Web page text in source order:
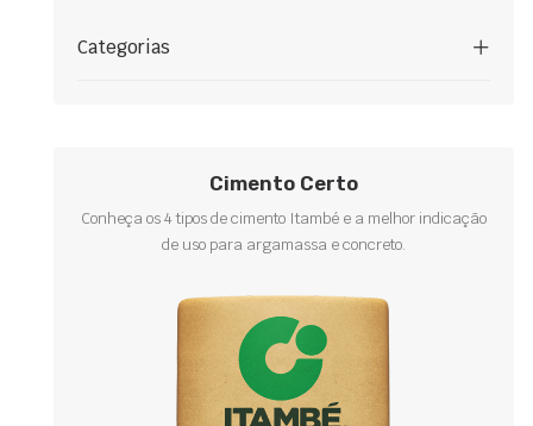
Categorias
Cimento Certo
Conheça os 4 tipos de cimento Itambé e a melhor indicação
de uso para argamassa e concreto.